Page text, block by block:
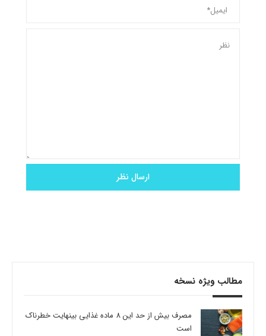
مطالب ویژه نسخه
مصرف بیش از حد این 8 ماده غذایی بینهایت خطرناک
است